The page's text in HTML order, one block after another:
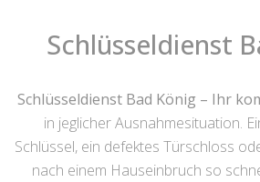
Schlüsseldienst
Schlüsseldienst Bad König – Ihr
in jeglicher Ausnahmesituation.
Schlüssel, ein defektes Türschloss
nach einem Hauseinbruch so